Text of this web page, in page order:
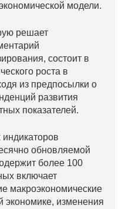
модели.
решает
состоит в
роста в
из предпосылки о
развития
показателей.
индикаторов
обновляемой
более 100
включает
макроэкономические
экономике, изменения